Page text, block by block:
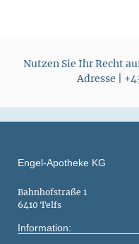
Nutzen Sie Ihr Recht
Adresse |
Engel-Apotheke KG
Bahnhofstraße 1
6410 Telfs
Information: